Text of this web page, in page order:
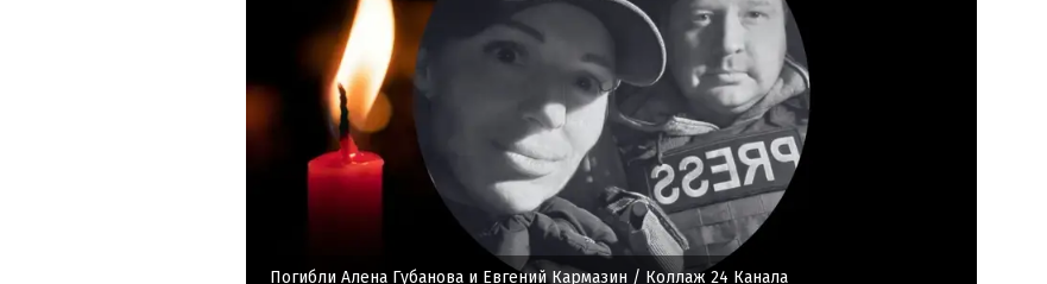
Погибли Алена Губанова и Евгений Кармазин / Коллаж 24 Канала